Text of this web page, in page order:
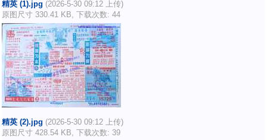
精英 (1).jpg (2026-5-30 09:12 上传)
原图尺寸 330.41 KB, 下载次数: 44
精英 (2).jpg (2026-5-30 09:12 上传)
原图尺寸 428.54 KB, 下载次数: 39